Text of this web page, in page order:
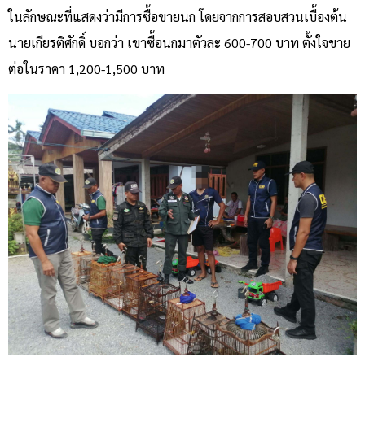
ในลักษณะที่แสดงว่ามีการซื้อขายนก โดยจากการสอบสวนเบื้องต้น
นายเกียรติศักดิ์ บอกว่า เขาซื้อนกมาตัวละ 600-700 บาท ตั้งใจขาย
ต่อในราคา 1,200-1,500 บาท